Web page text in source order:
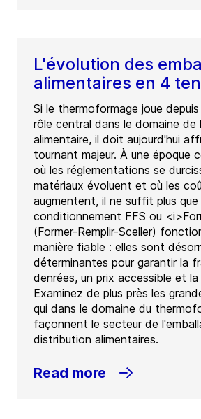
L'évolution des
alimentaires en 4
Si le thermoformage joue
rôle central dans le domaine de
alimentaire, il doit aujourd'hui
tournant majeur. À une époque
où les réglementations se
matériaux évoluent et où les
augmentent, il ne suffit plus que
conditionnement FFS ou
(Former-Remplir-Sceller)
manière fiable : elles sont
déterminantes pour garantir la
denrées, un prix accessible et
Examinez de plus près les
qui dans le domaine du
façonnent le secteur de
distribution alimentaires.
Read more